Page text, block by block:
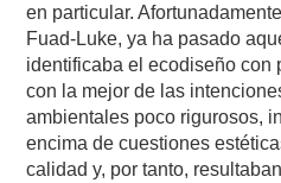
en particular.
Fuad-Luke, ya ha pasado
identificaba el ecodiseño con
con la mejor de las
ambientales poco rigurosos,
encima de cuestiones
calidad y, por tanto,